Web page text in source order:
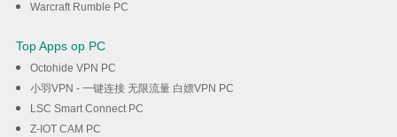
Warcraft Rumble PC
Top Apps op PC
Octohide VPN PC
小羽VPN - 一键连接 无限流量 白嫖VPN PC
LSC Smart Connect PC
Z-IOT CAM PC